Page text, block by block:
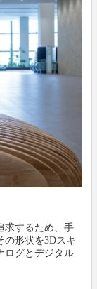
求するため、手
の形状を3Dスキ
ログとデジタル